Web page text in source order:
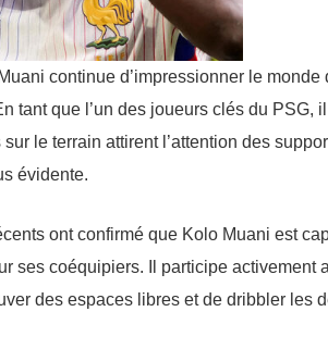
continue d’impressionner le
tant que l’un des joueurs clés du
sur le terrain attirent l’attention des
évidente.
ont confirmé que Kolo Muani est
ses coéquipiers. Il participe
des espaces libres et de dribbler les